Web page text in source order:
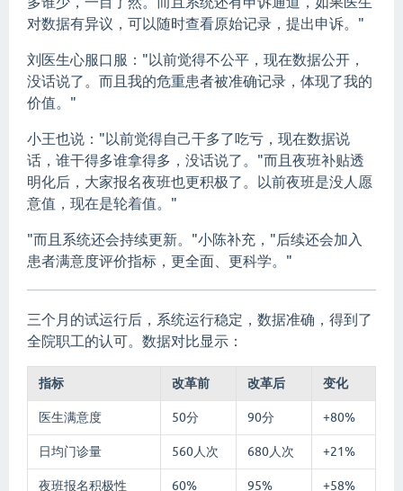
对数据有异议，可以随时查看原始记录，提出申诉。"
刘医生心服口服："以前觉得不公平，现在数据公开，
没话说了。而且我的危重患者被准确记录，体现了我的
价值。"
小王也说："以前觉得自己干多了吃亏，现在数据说
话，谁干得多谁拿得多，没话说了。"而且夜班补贴透
明化后，大家报名夜班也更积极了。以前夜班是没人愿
意值，现在是轮着值。"
"而且系统还会持续更新。"小陈补充，"后续还会加入
患者满意度评价指标，更全面、更科学。"
三个月的试运行后，系统运行稳定，数据准确，得到了
全院职工的认可。数据对比显示：
指标 改革前 改革后 变化
医生满意度 50分 90分 +80%
日均门诊量 560人次 680人次 +21%
夜班报名积极性 60% 95% +58%